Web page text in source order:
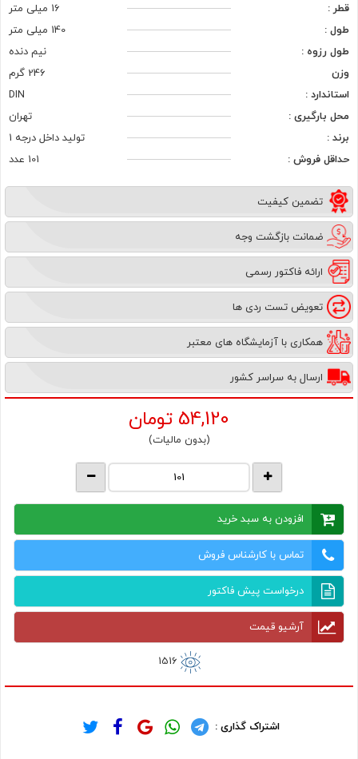
قطر :
16 میلی متر
طول :
140 میلی متر
طول رزوه :
نیم دنده
وزن
246 گرم
استاندارد :
DIN
محل بارگیری :
تهران
برند :
تولید داخل درجه 1
حداقل فروش :
101 عدد
تضمین کیفیت
ضمانت بازگشت وجه
ارائه فاکتور رسمی
تعویض تست ردی ها
همکاری با آزمایشگاه های معتبر
ارسال به سراسر کشور
54,120 تومان
(بدون مالیات)
افزودن به سبد خرید
تماس با کارشناس فروش
درخواست پیش فاکتور
آرشیو قیمت
1516
اشتراک گذاری :